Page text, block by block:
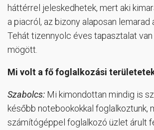
háttérrel jeleskedhetek, mert aki
a piacról, az bizony alaposan lemarad
Tehát tizennyolc éves tapasztalat
mögött.
Mi volt a fő foglalkozási
Szabolcs: Mi kimondottan mindig is
később notebookokkal foglalkoztunk,
számítógéppel foglalkozó üzlet árult